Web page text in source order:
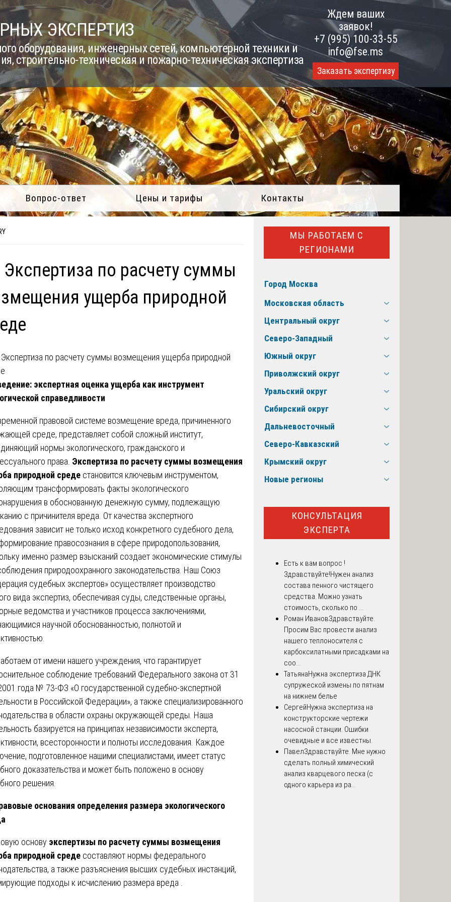
ЭКСПЕРТИЗ
оборудования, инженерных сетей, компьютерной техники и
строительно-техническая и пожарно-техническая экспертиза
Ждем ваших
заявок!
+7 (995) 100-33-55
info@fse.ms
Заказать экспертизу
Вопрос-ответ Цены и тарифы Контакты
по расчету суммы
ущерба природной
экспертная оценка ущерба как инструмент
справедливости
правовой системе возмещение вреда, причиненного
среде, представляет собой сложный институт,
нормы экологического, гражданского и
права. Экспертиза по расчету суммы возмещения
природной среде становится ключевым инструментом,
трансформировать факты экологического
в обоснованную денежную сумму, подлежащую
с причинителя вреда. От качества экспертного
зависит не только исход конкретного судебного дела,
правосознания в сфере природопользования,
именно размер взысканий создает экономические стимулы
природоохранного законодательства. Наш Союз
судебных экспертов» осуществляет производство
вида экспертиз, обеспечивая суды, следственные органы,
ведомства и участников процесса заключениями,
научной обоснованностью, полнотой и
от имени нашего учреждения, что гарантирует
соблюдение требований Федерального закона от 31
года № 73-ФЗ «О государственной судебно-экспертной
в Российской Федерации», а также специализированного
в области охраны окружающей среды. Наша
базируется на принципах независимости эксперта,
всесторонности и полноты исследования. Каждое
подготовленное нашими специалистами, имеет статус
доказательства и может быть положено в основу
решения.
основания определения размера экологического
основу экспертизы по расчету суммы возмещения
природной среде составляют нормы федерального
а также разъяснения высших судебных инстанций,
подходы к исчислению размера вреда .
МЫ РАБОТАЕМ С
РЕГИОНАМИ
Город Москва
Московская область
Центральный округ
Северо-Западный
Южный округ
Приволжский округ
Уральский округ
Сибирский округ
Дальневосточный
Северо-Кавказский
Крымский округ
Новые регионы
КОНСУЛЬТАЦИЯ
ЭКСПЕРТА
Есть к вам вопрос !
Здравствуйте!Нужен анализ
состава пенного чистящего
средства. Можно узнать
стоимость, сколько по ...
Роман ИвановЗдравствуйте.
Просим Вас провести анализ
нашего теплоносителя с
карбоксилатными присадками на
соо...
ТатьянаНужна экспертиза ДНК
супружеской измены по пятнам
на нижнем белье
СергейНужна экспертиза на
конструкторские чертежи
насосной станции. Ошибки
очевидные и все известны.
ПавелЗдравствуйте. Мне нужно
сделать полный химический
анализ кварцевого песка (с
одного карьера из ра...